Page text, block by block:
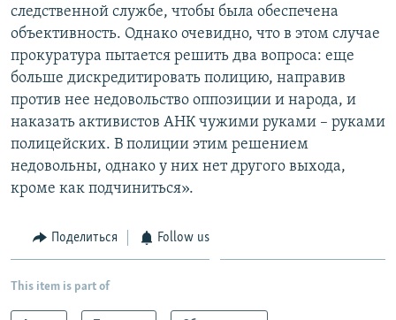
следственной службе, чтобы была обеспечена
объективность. Однако очевидно, что в этом случае
прокуратура пытается решить два вопроса: еще
больше дискредитировать полицию, направив
против нее недовольство оппозиции и народа, и
наказать активистов АНК чужими руками – руками
полицейских. В полиции этим решением
недовольны, однако у них нет другого выхода,
кроме как подчиниться».
Поделиться Follow us
This item is part of